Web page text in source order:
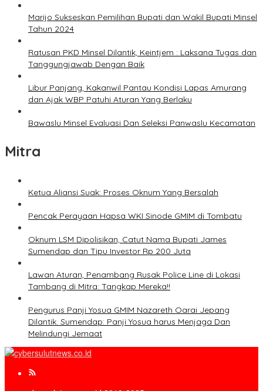
Marijo Sukseskan Pemilihan Bupati dan Wakil Bupati Minsel
Tahun 2024
Ratusan PKD Minsel Dilantik, Keintjem : Laksana Tugas dan
Tanggungjawab Dengan Baik
Libur Panjang, Kakanwil Pantau Kondisi Lapas Amurang
dan Ajak WBP Patuhi Aturan Yang Berlaku
Bawaslu Minsel Evaluasi Dan Seleksi Panwaslu Kecamatan
Mitra
Ketua Aliansi Suak: Proses Oknum Yang Bersalah
Pencak Perayaan Hapsa WKI Sinode GMIM di Tombatu
Oknum LSM Dipolisikan, Catut Nama Bupati James
Sumendap dan Tipu Investor Rp 200 Juta
Lawan Aturan, Penambang Rusak Police Line di Lokasi
Tambang di Mitra: Tangkap Mereka!!
Pengurus Panji Yosua GMIM Nazareth Oarai Jepang
Dilantik. Sumendap: Panji Yosua harus Menjaga Dan
Melindungi Jemaat